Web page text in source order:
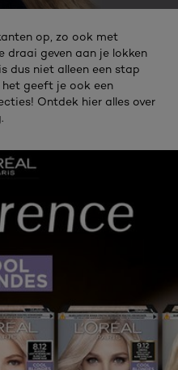
op, zo ook met
draai geven aan je lokken
dus niet alleen een stap
geeft je ook een
Ontdek hier alles over